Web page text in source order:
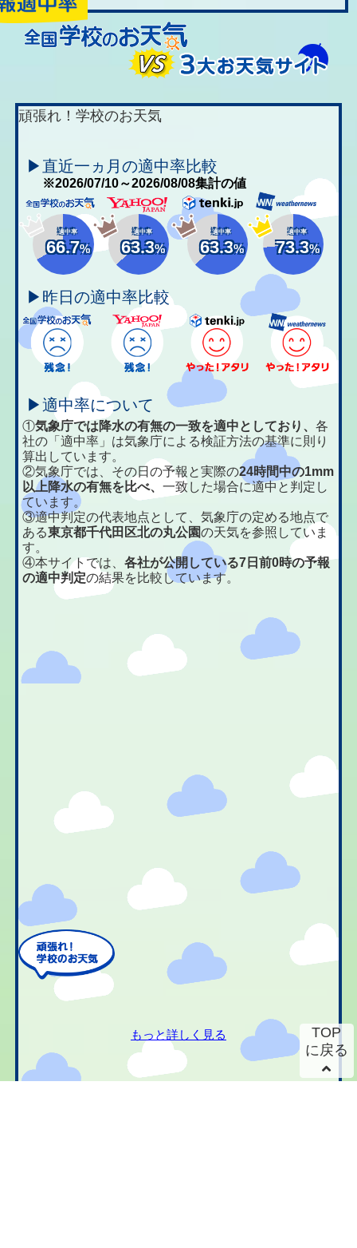
頑張れ！学校のお天気
▶直近一ヵ月の適中率比較
※2026/07/10～2026/08/08集計の値
適中率
66.7%
適中率
63.3%
適中率
63.3%
適中率
73.3%
▶昨日の適中率比較
▶適中率について
①気象庁では降水の有無の一致を適中としており、各
社の「適中率」は気象庁による検証方法の基準に則り
算出しています。
②気象庁では、その日の予報と実際の24時間中の1mm
以上降水の有無を比べ、一致した場合に適中と判定し
ています。
③適中判定の代表地点として、気象庁の定める地点で
ある東京都千代田区北の丸公園の天気を参照していま
す。
④本サイトでは、各社が公開している7日前0時の予報
の適中判定の結果を比較しています。
もっと詳しく見る
TOP
に戻る